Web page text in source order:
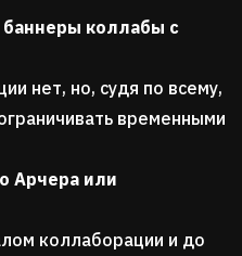
баннеры коллабы с
нет, но, судя по всему,
временными
Арчера или
коллаборации и до